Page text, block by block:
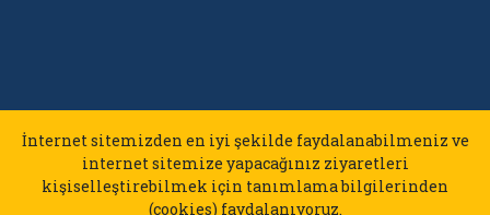
İnternet sitemizden en iyi şekilde faydalanabilmeniz ve
internet sitemize yapacağınız ziyaretleri
kişiselleştirebilmek için tanımlama bilgilerinden
(cookies) faydalanıyoruz.